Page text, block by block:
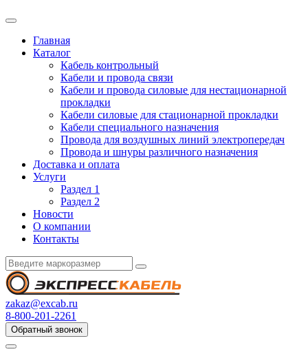
Главная
Каталог
Кабель контрольный
Кабели и провода связи
Кабели и провода силовые для нестационарной
прокладки
Кабели силовые для стационарной прокладки
Кабели специального назначения
Провода для воздушных линий электропередач
Провода и шнуры различного назначения
Доставка и оплата
Услуги
Раздел 1
Раздел 2
Новости
О компании
Контакты
zakaz@excab.ru
8-800-201-2261
Обратный звонок